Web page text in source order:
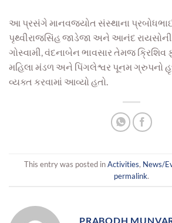
આ પ્રસંગે માનવજ્યોત સંસ્થાના
પૃથ્વીરાજસિંહ જાડેજા અને આનંદ રાયસોની
ગોસ્વામી, વંદનાબેન ભાવસાર તેમજ ક્રિશિવ
મહિલા મંડળ અને પિંગલેશ્વર પૂનમ ગ્રુપનો
વ્યક્ત કરવામાં આવ્યો હતો.
This entry was posted inActivities, News/
permalink.
PRABODH